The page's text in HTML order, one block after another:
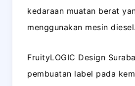
kedaraan muatan berat
menggunakan mesin diesel.
FruityLOGIC Design
pembuatan label pada